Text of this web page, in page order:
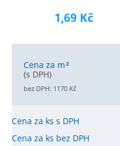
1,69 Kč
Cena za m 2
(s DPH)
bez DPH: 1170 Kč
Cena za ks s DPH
Cena za ks bez DPH